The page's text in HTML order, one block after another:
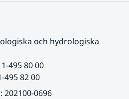
och hydrologiska
495 80 00
495 82 00
0696